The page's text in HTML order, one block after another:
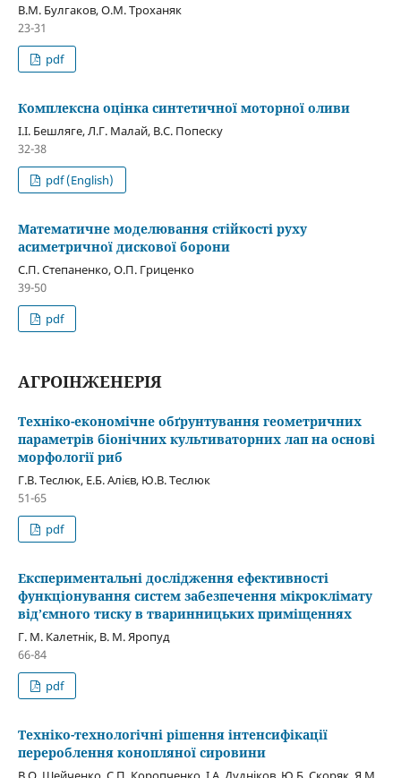
В.М. Булгаков, О.М. Троханяк
23-31
pdf
Комплексна оцінка синтетичної моторної оливи
І.І. Бешляге, Л.Г. Малай, В.С. Попеску
32-38
pdf (English)
Математичне моделювання стійкості руху
асиметричної дискової борони
С.П. Степаненко, О.П. Гриценко
39-50
pdf
АГРОІНЖЕНЕРІЯ
Техніко-економічне обґрунтування геометричних
параметрів біонічних культиваторних лап на основі
морфології риб
Г.В. Теслюк, Е.Б. Алієв, Ю.В. Теслюк
51-65
pdf
Експериментальні дослідження ефективності
функціонування систем забезпечення мікроклімату
від’ємного тиску в тваринницьких приміщеннях
Г. М. Калетнік, В. М. Яропуд
66-84
pdf
Техніко-технологічні рішення інтенсифікації
перероблення конопляної сировини